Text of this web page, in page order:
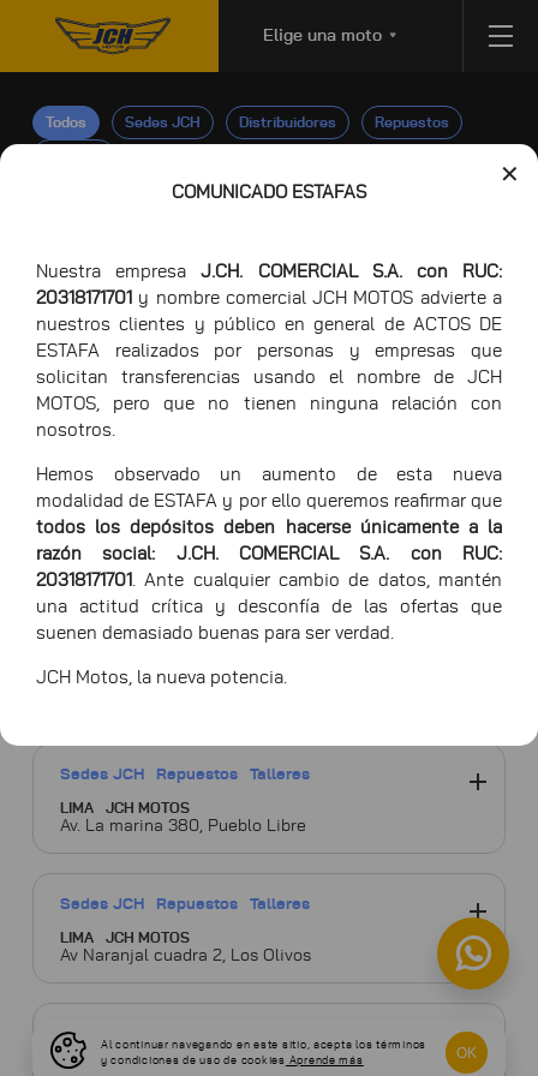
Elige una moto
Al continuar navegando en este sitio, acepta los términos
y condiciones de uso de cookies Aprende más OK
✕
COMUNICADO ESTAFAS
Nuestra empresaJ.CH. COMERCIAL S.A. con RUC:
20318171701 y nombre comercial JCH MOTOS advierte a
nuestros clientes y público en general de ACTOS DE
ESTAFA realizados por personas y empresas que
solicitan transferencias usando el nombre de JCH
MOTOS, pero que no tienen ninguna relación con
nosotros.
Hemos observado un aumento de esta nueva
modalidad de ESTAFA y por ello queremos reafirmar que
todos los depósitos deben hacerse únicamente a la
razón social: J.CH. COMERCIAL S.A. con RUC:
20318171701 . Ante cualquier cambio de datos, mantén
una actitud crítica y desconfía de las ofertas que
suenen demasiado buenas para ser verdad.
JCH Motos, la nueva potencia.
Todos Sedes JCH Distribuidores Repuestos
LIMA JCH MOTOS
Talleres
LIMA JCH MOTOS
Sedes JCH Repuestos Talleres
Av. La marina 380, Pueblo Libre
LIMA JCH MOTOS
Sedes JCH Repuestos Talleres
Av Naranjal cuadra 2, Los Olivos
LIMA SEFER MOTOR S.A.C.
Distribuidores